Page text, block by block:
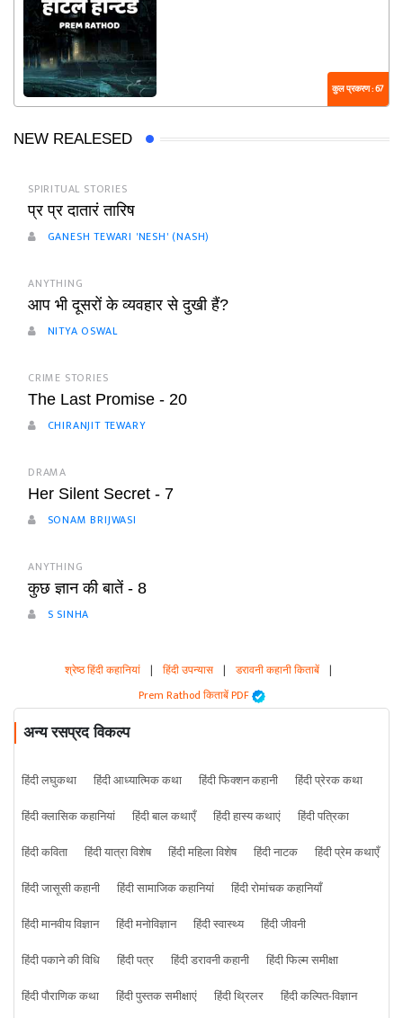
कुल प्रकरण : 67
NEW REALESED
SPIRITUAL STORIES
प्र प्र दातारं तारिष
GANESH TEWARI 'NESH' (NASH)
ANYTHING
आप भी दूसरों के व्यवहार से दुखी हैं?
NITYA OSWAL
CRIME STORIES
The Last Promise - 20
CHIRANJIT TEWARY
DRAMA
Her Silent Secret - 7
SONAM BRIJWASI
ANYTHING
कुछ ज्ञान की बातें - 8
S SINHA
श्रेष्ठ हिंदी कहानियां | हिंदी उपन्यास | डरावनी कहानी किताबें |
Prem Rathod किताबें PDF
अन्य रसप्रद विकल्प
हिंदी लघुकथा हिंदी आध्यात्मिक कथा हिंदी फिक्शन कहानी
हिंदी प्रेरक कथा
हिंदी क्लासिक कहानियां
हिंदी बाल कथाएँ हिंदी हास्य कथाएं
हिंदी पत्रिका
हिंदी कविता
हिंदी यात्रा विशेष हिंदी महिला विशेष हिंदी नाटक
हिंदी प्रेम कथाएँ
हिंदी जासूसी कहानी
हिंदी सामाजिक कहानियां
हिंदी रोमांचक कहानियाँ
हिंदी मानवीय विज्ञान
हिंदी मनोविज्ञान हिंदी स्वास्थ्य
हिंदी जीवनी
हिंदी पकाने की विधि
हिंदी पत्र हिंदी डरावनी कहानी
हिंदी फिल्म समीक्षा
हिंदी पौराणिक कथा
हिंदी पुस्तक समीक्षाएं हिंदी थ्रिलर
हिंदी कल्पित-विज्ञान